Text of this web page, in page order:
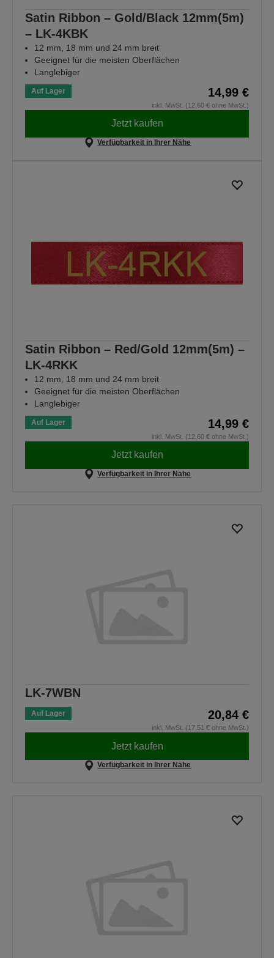
Satin Ribbon – Gold/Black 12mm(5m)
– LK-4KBK
12 mm, 18 mm und 24 mm breit
Geeignet für die meisten Oberflächen
Langlebiger
Auf Lager 14,99 €
inkl. MwSt. (12,60 € ohne MwSt.)
Jetzt kaufen
Verfügbarkeit in Ihrer Nähe
Satin Ribbon – Red/Gold 12mm(5m) –
LK-4RKK
12 mm, 18 mm und 24 mm breit
Geeignet für die meisten Oberflächen
Langlebiger
Auf Lager 14,99 €
inkl. MwSt. (12,60 € ohne MwSt.)
Jetzt kaufen
Verfügbarkeit in Ihrer Nähe
LK-7WBN
Auf Lager 20,84 €
inkl. MwSt. (17,51 € ohne MwSt.)
Jetzt kaufen
Verfügbarkeit in Ihrer Nähe